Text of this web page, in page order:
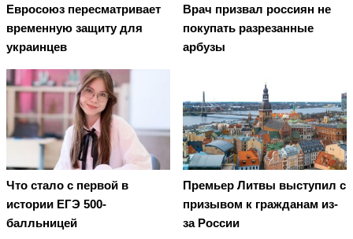
Евросоюз пересматривает
временную защиту для
украинцев
Врач призвал россиян не
покупать разрезанные
арбузы
Что стало с первой в
истории ЕГЭ 500-
балльницей
Премьер Литвы выступил с
призывом к гражданам из-
за России